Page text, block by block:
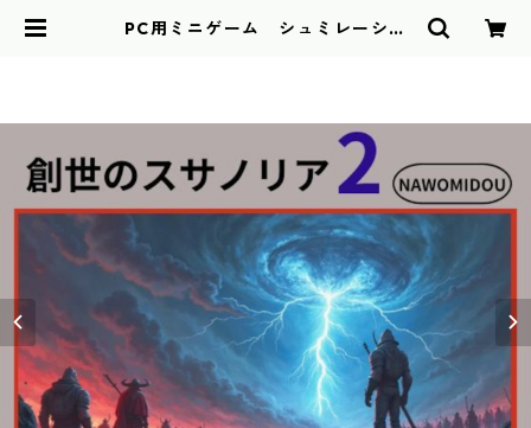
PC用ミニゲーム シュミレーショ